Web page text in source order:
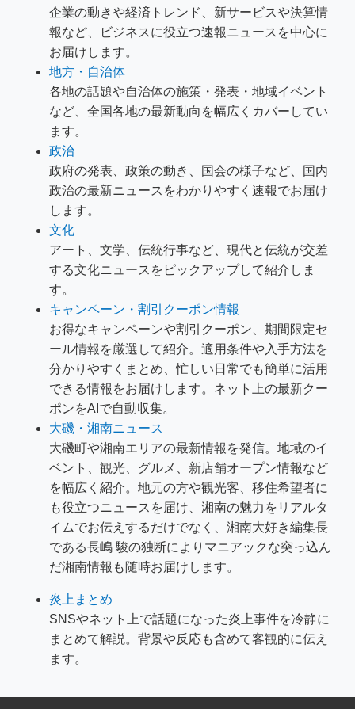
企業の動きや経済トレンド、新サービスや決算情
報など、ビジネスに役立つ速報ニュースを中心に
お届けします。
地方・自治体
各地の話題や自治体の施策・発表・地域イベント
など、全国各地の最新動向を幅広くカバーしてい
ます。
政治
政府の発表、政策の動き、国会の様子など、国内
政治の最新ニュースをわかりやすく速報でお届け
します。
文化
アート、文学、伝統行事など、現代と伝統が交差
する文化ニュースをピックアップして紹介しま
す。
キャンペーン・割引クーポン情報
お得なキャンペーンや割引クーポン、期間限定セ
ール情報を厳選して紹介。適用条件や入手方法を
分かりやすくまとめ、忙しい日常でも簡単に活用
できる情報をお届けします。ネット上の最新クー
ポンをAIで自動収集。
大磯・湘南ニュース
大磯町や湘南エリアの最新情報を発信。地域のイ
ベント、観光、グルメ、新店舗オープン情報など
を幅広く紹介。地元の方や観光客、移住希望者に
も役立つニュースを届け、湘南の魅力をリアルタ
イムでお伝えするだけでなく、湘南大好き編集長
である長嶋 駿の独断によりマニアックな突っ込ん
だ湘南情報も随時お届けします。
炎上まとめ
SNSやネット上で話題になった炎上事件を冷静に
まとめて解説。背景や反応も含めて客観的に伝え
ます。